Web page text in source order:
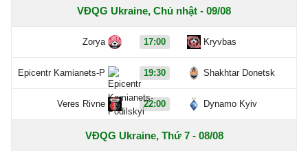
VĐQG Ukraine, Chủ nhật - 09/08
Zorya 17:00 Kryvbas
Epicentr Kamianets-P 19:30 Shakhtar Donetsk
Veres Rivne 22:00 Dynamo Kyiv
VĐQG Ukraine, Thứ 7 - 08/08